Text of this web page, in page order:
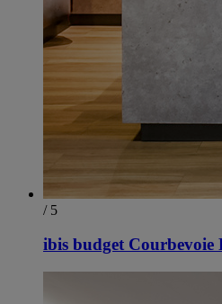
/ 5
ibis budget Courbevoie